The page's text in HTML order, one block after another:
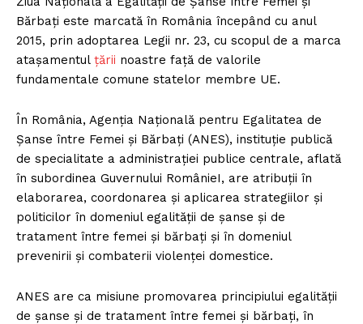
Bărbați este marcată în România începând cu anul
2015, prin adoptarea Legii nr. 23, cu scopul de a marca
atașamentulțării noastre față de valorile
fundamentale comune statelor membre UE.
În România, Agenția Națională pentru Egalitatea de
Șanse între Femei și Bărbați (ANES), instituție publică
de specialitate a administrației publice centrale, aflată
în subordinea Guvernului RomânieI, are atribuții în
elaborarea, coordonarea și aplicarea strategiilor și
politicilor în domeniul egalității de șanse și de
tratament între femei și bărbați și în domeniul
prevenirii și combaterii violenței domestice.
ANES are ca misiune promovarea principiului egalității
de șanse și de tratament între femei și bărbați, în